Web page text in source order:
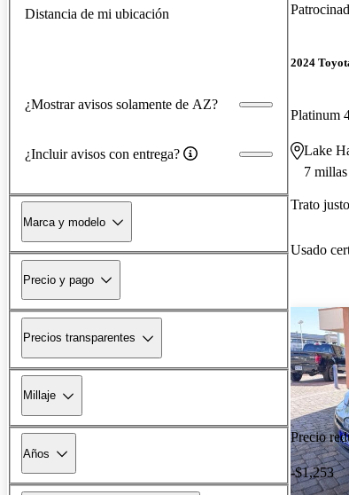
Distancia de mi ubicación
¿Mostrar avisos solamente de AZ?
¿Incluir avisos con entrega?
Marca y modelo
Precio y pago
Precios transparentes
Millaje
Años
2024
Platinum
Lake
7 millas
Trato justo
Usado
Precio
-$1,253